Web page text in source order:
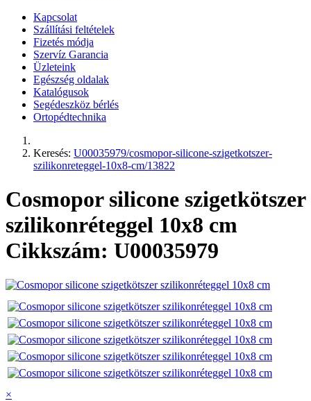
Kapcsolat
Szállítási feltételek
Fizetés módja
Szervíz Garancia
Üzleteink
Egészség oldalak
Katalógusok
Segédeszköz bérlés
Ortopédtechnika
Keresés: U00035979/cosmopor-silicone-szigetkotszer-
szilikonreteggel-10x8-cm/13822
Cosmopor silicone szigetkötszer
szilikonréteggel 10x8 cm
Cikkszám: U00035979
×